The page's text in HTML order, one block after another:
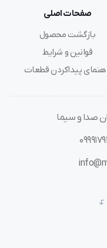
صفحات اصلی
بازگشت محصول
قوانین و شرایط
پیداکردن قطعات
صدا و سیما